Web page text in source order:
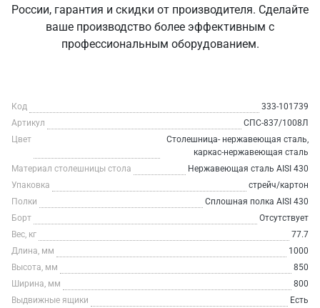
России, гарантия и скидки от производителя. Сделайте
ваше производство более эффективным с
профессиональным оборудованием.
Код
333-101739
Артикул
СПС-837/1008Л
Цвет
Столешница- нержавеющая сталь,
каркас-нержавеющая сталь
Материал столешницы стола
Нержавеющая сталь AISI 430
Упаковка
стрейч/картон
Полки
Сплошная полка AISI 430
Борт
Отсутствует
Вес, кг
77.7
Длина, мм
1000
Высота, мм
850
Ширина, мм
800
Выдвижные ящики
Есть